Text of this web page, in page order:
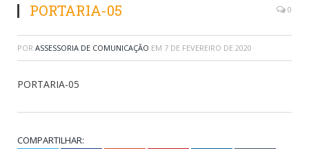
PORTARIA-05 0
POR ASSESSORIA DE COMUNICAÇÃO EM 7 DE FEVEREIRO DE 2020
PORTARIA-05
COMPARTILHAR: